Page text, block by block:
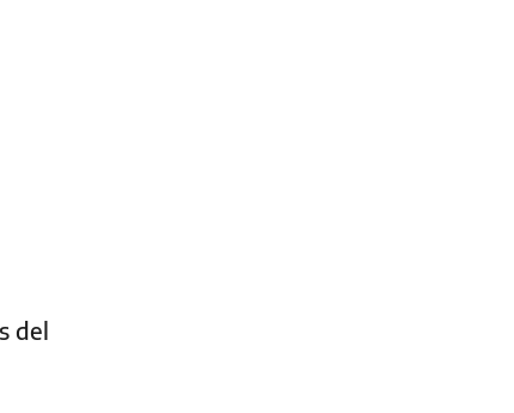
del